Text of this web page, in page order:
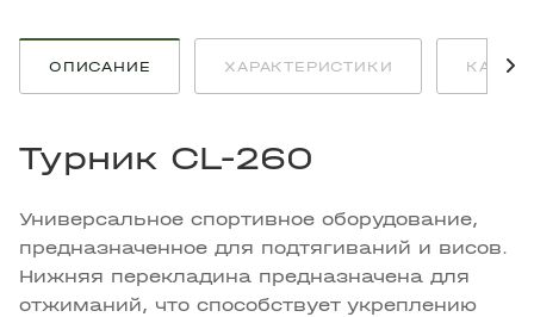
ОПИСАНИЕ ХАРАКТЕРИСТИКИ КАК
Турник CL-260
Универсальное спортивное оборудование,
предназначенное для подтягиваний и висов.
Нижняя перекладина предназначена для
отжиманий, что способствует укреплению